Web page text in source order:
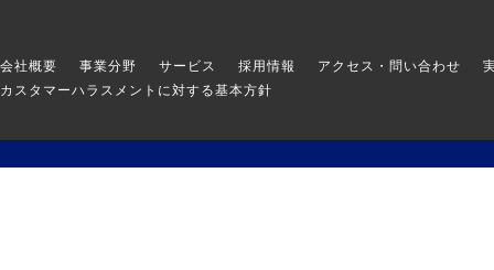
会社概要 事業分野 サービス 採用情報 アクセス・問い合わせ
カスタマーハラスメントに対する基本方針